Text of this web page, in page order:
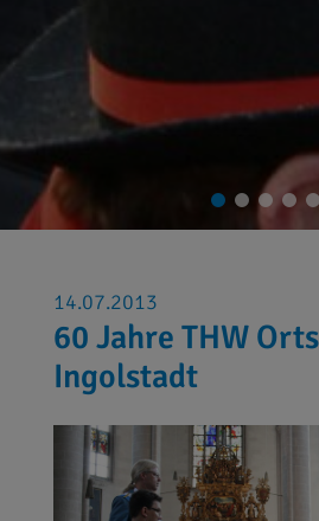
14.07.2013
60 Jahre THW
Ingolstadt